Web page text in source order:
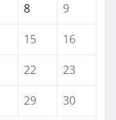
8
9
15
16
22
23
29
30